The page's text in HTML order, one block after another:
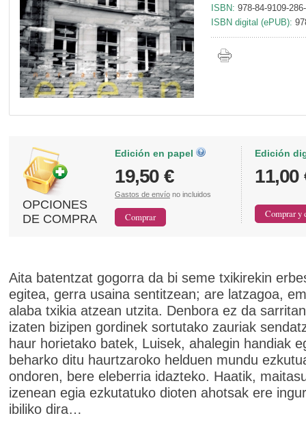
ISBN: 978-84-9109-
ISBN digital (ePUB):
OPCIONES
DE COMPRA
Edición en papel
19,50 €
Gastos de envío no incluidos
Edición
11,00
Aita batentzat gogorra da bi seme txikirekin
egitea, gerra usaina sentitzean; are latzagoa,
alaba txikia atzean utzita. Denbora ez da
izaten bizipen gordinek sortutako zauriak
haur horietako batek, Luisek, ahalegin handiak
beharko ditu haurtzaroko helduen mundu
ondoren, bere eleberria idazteko. Haatik,
izenean egia ezkutatuko dioten ahotsak ere
ibiliko dira…